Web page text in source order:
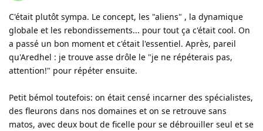
C'était plutôt sympa. Le concept, les "aliens" , la dynamique
globale et les rebondissements... pour tout ça c'était cool. On
a passé un bon moment et c'était l'essentiel. Après, pareil
qu'Aredhel : je trouve asse drôle le "je ne répéterais pas,
attention!" pour répéter ensuite.
Petit bémol toutefois: on était censé incarner des spécialistes,
des fleurons dans nos domaines et on se retrouve sans
matos, avec deux bout de ficelle pour se débrouiller seul et se